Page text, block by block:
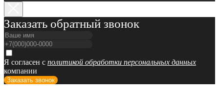
Заказать обратный звонок
Я согласен с политикой обработки персональных данных
компании
Заказать звонок